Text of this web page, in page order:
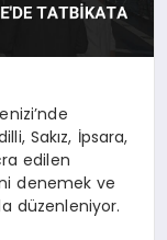
Sakız, İpsara,
edilen
denemek ve
düzenleniyor.